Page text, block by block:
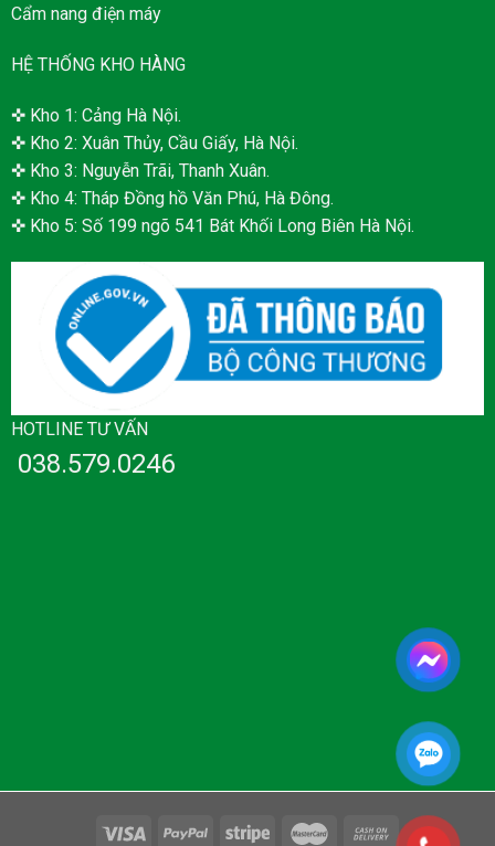
Cẩm nang điện máy
HỆ THỐNG KHO HÀNG
✜ Kho 1: Cảng Hà Nội.
✜ Kho 2: Xuân Thủy, Cầu Giấy, Hà Nội.
✜ Kho 3: Nguyễn Trãi, Thanh Xuân.
✜ Kho 4: Tháp Đồng hồ Văn Phú, Hà Đông.
✜ Kho 5: Số 199 ngõ 541 Bát Khối Long Biên Hà Nội.
HOTLINE TƯ VẤN
038.579.0246